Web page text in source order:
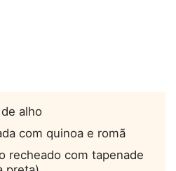
alho
com quinoa e romã
recheado com tapenade